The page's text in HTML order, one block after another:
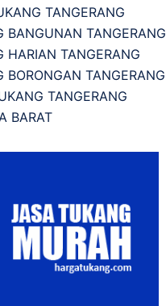
TANGERANG
BANGUNAN TANGERANG
HARIAN TANGERANG
BORONGAN TANGERANG
TANGERANG
BARAT